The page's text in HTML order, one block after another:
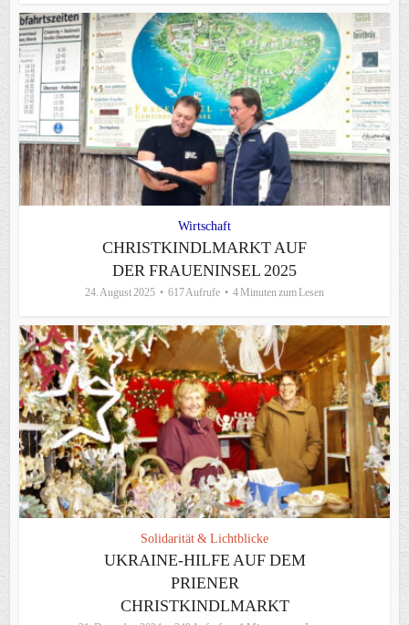
Wirtschaft
CHRISTKINDLMARKT AUF
DER FRAUENINSEL 2025
24. August 2025 617 Aufrufe 4 Minuten zum Lesen
Solidarität & Lichtblicke
UKRAINE-HILFE AUF DEM
PRIENER
CHRISTKINDLMARKT